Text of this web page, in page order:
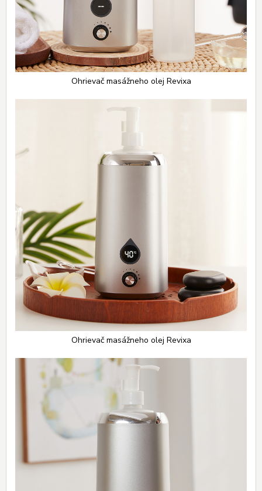
Ohrievač masážneho olej Revixa
Ohrievač masážneho olej Revixa